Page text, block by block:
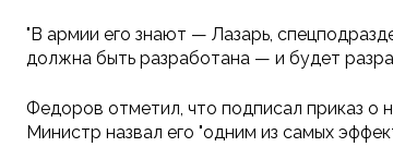
"В армии его знают — Лазарь,
должна быть разработана — и будет
Федоров отметил, что подписал приказ о
Министр назвал его "одним из самых